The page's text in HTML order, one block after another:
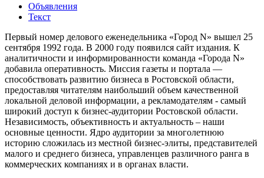
Объявления
Текст
Первый номер делового еженедельника «Город N» вышел 25
сентября 1992 года. В 2000 году появился сайт издания. К
аналитичности и информированности команда «Города N»
добавила оперативность. Миссия газеты и портала —
способствовать развитию бизнеса в Ростовской области,
предоставляя читателям наибольший объем качественной
локальной деловой информации, а рекламодателям - самый
широкий доступ к бизнес-аудитории Ростовской области.
Независимость, объективность и актуальность – наши
основные ценности. Ядро аудитории за многолетнюю
историю сложилась из местной бизнес-элиты, представителей
малого и среднего бизнеса, управленцев различного ранга в
коммерческих компаниях и в органах власти.